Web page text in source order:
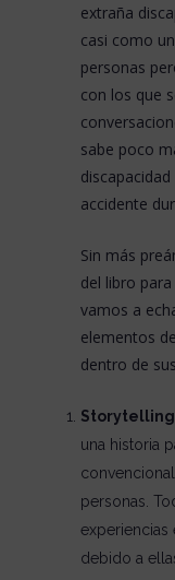
extraña
casi como
personas
con los que
sabe poco
accidente
Sin más
del libro
vamos a
elementos
dentro de
Storytelling
una historia
personas.
experiencias
debido a